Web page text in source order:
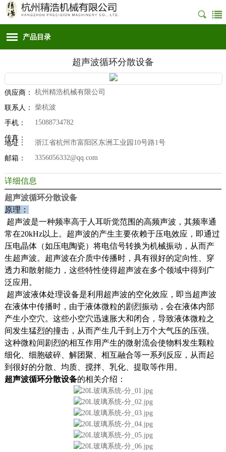
产品目录
超声波循环分散设备
供应商： 杭州精浩机械有限公司
联系人： 柴杭波
手机： 15088734782
传真：
地址： 浙江省杭州市富阳区东洲工业园10号路1号
邮箱： 3356056332@qq.com
详细信息
超声波循环分散设备
原理：
超声波是一种频率高于人耳听觉范围的高频声波，其频率通
常在20kHz以上。超声波的产生主要依赖于压电效应，即通过
压电晶体（如压电陶瓷）将电信号转换为机械振动，从而产
生超声波。超声波在介质中传播时，具有很好的定向性、穿
透力和散射能力，这些特性使得超声波在多个领域中得到广
泛应用。
超声波液体处理设备是利用超声波的空化效应，即当超声波
在液体中传播时，由于液体微粒的剧烈振动，会在液体内部
产生小空穴。这些小空穴迅速胀大和闭合，导致液体微粒之
间发生猛烈的撞击，从而产生几千到上万个大气压的压强。
这种微粒间剧烈的相互作用产生的微射流会使物料发生颗粒
细化、细胞破碎、解团聚、相互融合等一系列反应，从而起
到很好的分散、均质、搅拌、乳化、提取等作用。
超声波循环分散设备的相关介绍：